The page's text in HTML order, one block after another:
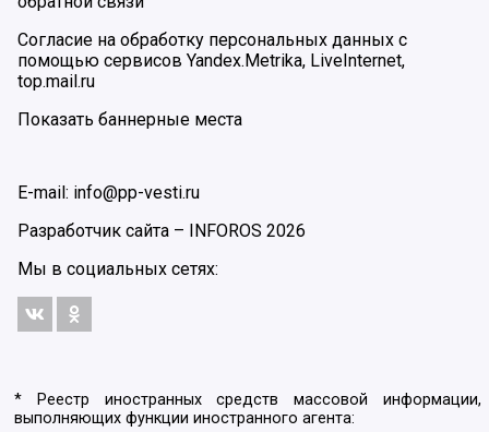
Согласие на обработку персональных данных с
помощью сервисов Yandex.Metrika, LiveInternet,
top.mail.ru
Показать баннерные места
E-mail: info@pp-vesti.ru
Разработчик сайта –
INFOROS 2026
Мы в социальных сетях:
* Реестр иностранных средств массовой информации,
выполняющих функции иностранного агента: